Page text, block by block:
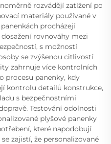
rozvádějí zatížení po
materiály používané v
procházejí
rovnováhy mezi
s možností
se zvýšenou citlivostí
zahrnuje více kontrolních
procesu panenky, kdy
kontrolu detailů konstrukce,
s bezpečnostními
Testování odolnosti
plyšové panenky
které napodobují
zajistí, že personalizované